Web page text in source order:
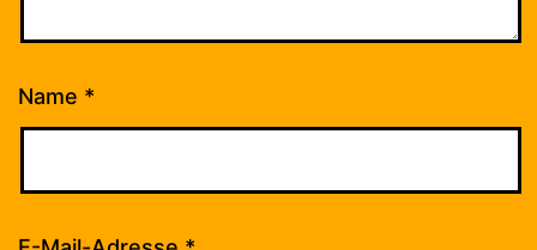
Name *